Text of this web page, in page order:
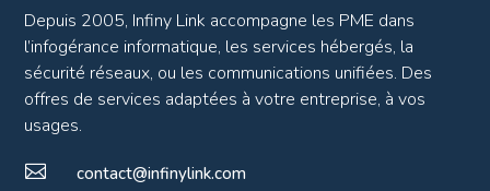
Depuis 2005, Infiny Link accompagne les PME dans
l’infogérance informatique, les services hébergés, la
sécurité réseaux, ou les communications unifiées. Des
offres de services adaptées à votre entreprise, à vos
usages.
 contact@infinylink.com